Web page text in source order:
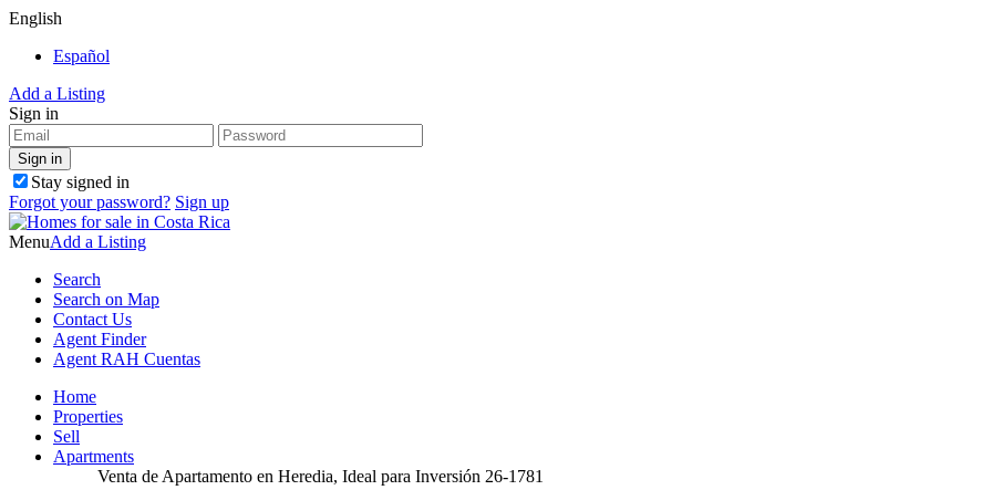
English
Español
Add a Listing
Sign in
Stay signed in
Forgot your password? Sign up
MenuAdd a Listing
Search
Search on Map
Contact Us
Agent Finder
Agent RAH Cuentas
Home
Properties
Sell
Apartments
Venta de Apartamento en Heredia, Ideal para Inversión 26-1781